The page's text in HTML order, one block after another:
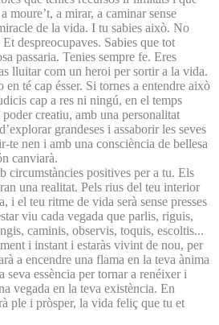
moure’t, a mirar, a caminar sense
de la vida. I tu sabies això. No
despreocupaves. Sabies que tot
passaria. Tenies sempre fe. Eres
lluitar com un heroi per sortir a la vida.
té cap ésser. Si tornes a entendre això
cap a res ni ningú, en el temps
creatiu, amb una personalitat
grandeses i assaborir les seves
te nen i amb una consciència de bellesa
canviarà.
circumstàncies positives per a tu. Els
una realitat. Pels rius del teu interior
i el teu ritme de vida serà sense presses
viu cada vegada que parlis, riguis,
caminis, observis, toquis, escoltis...
i instant i estaràs vivint de nou, per
a encendre una flama en la teva ànima
seva essència per tornar a renéixer i
vegada en la teva existència. En
ple i pròsper, la vida feliç que tu et